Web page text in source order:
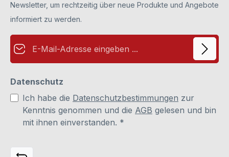
Newsletter, um rechtzeitig über neue Produkte und Angebote
informiert zu werden.
E-Mail-Adresse*
Datenschutz
Ich habe die Datenschutzbestimmungen zur
Kenntnis genommen und die AGB gelesen und bin
mit ihnen einverstanden. *